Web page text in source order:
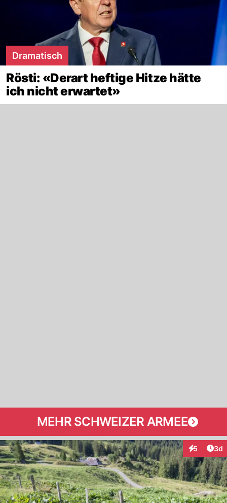
Dramatisch
Rösti: «Derart heftige Hitze hätte
ich nicht erwartet»
MEHR SCHWEIZER ARMEE
5 3d